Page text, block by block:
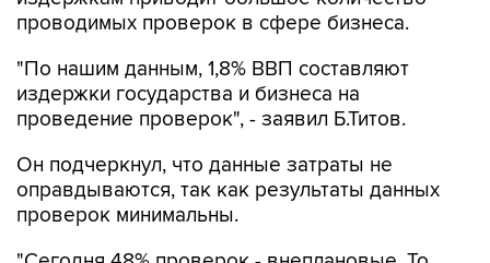
проводимых проверок в сфере бизнеса.
"По нашим данным, 1,8% ВВП составляют
издержки государства и бизнеса на
проведение проверок", - заявил Б.Титов.
Он подчеркнул, что данные затраты не
оправдываются, так как результаты данных
проверок минимальны.